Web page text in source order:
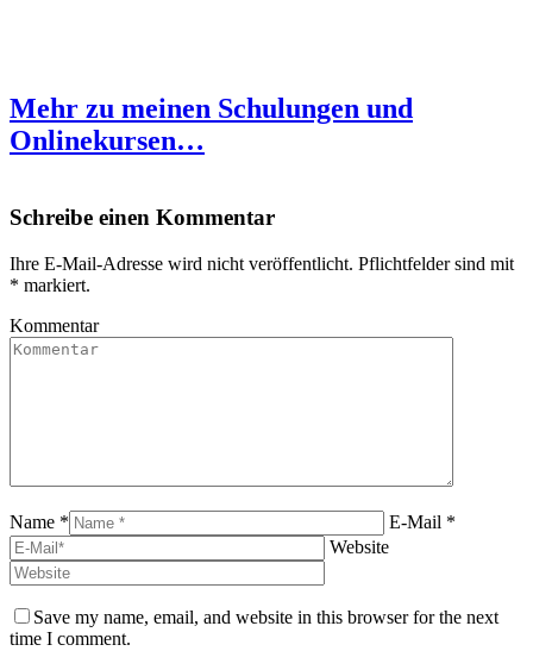
Mehr zu meinen Schulungen und
Onlinekursen…
Schreibe einen Kommentar
Ihre E-Mail-Adresse wird nicht veröffentlicht. Pflichtfelder sind mit
* markiert.
Kommentar
Name *
E-Mail *
Website
Save my name, email, and website in this browser for the next
time I comment.